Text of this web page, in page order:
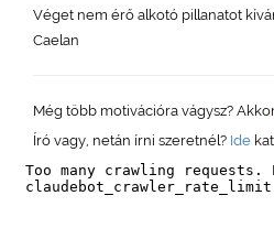
Véget nem érő alkotó pillanatot
Caelan
Még több motivációra vágysz?
Író vagy, netán írni szeretnél? Ide